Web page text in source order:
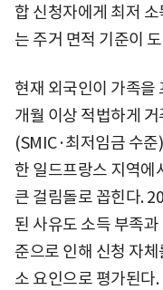
합 신청자에게 최저
는 주거 면적 기준이
현재 외국인이 가족을
개월 이상 적법하게
(SMIC·최저임금 수
한 일드프랑스 지역에
큰 걸림돌로 꼽힌다.
된 사유도 소득 부족
준으로 인해 신청 자
소 요인으로 평가된다